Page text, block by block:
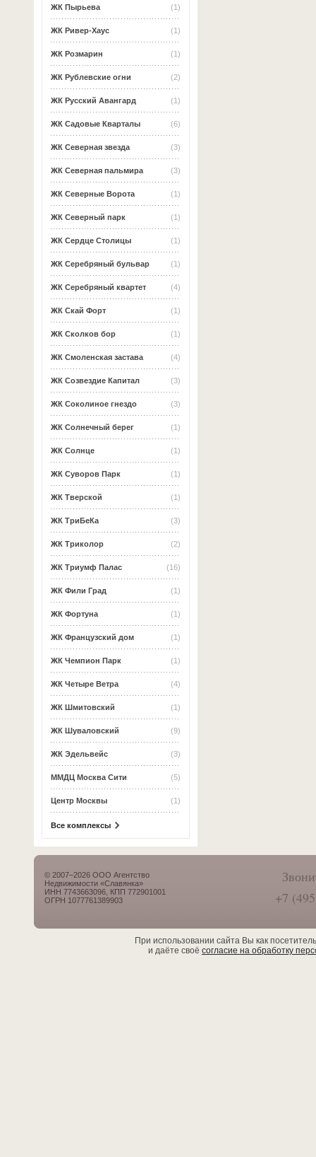
(1)
ЖК Пырьева
(1)
ЖК Ривер-Хаус
(1)
ЖК Розмарин
(2)
ЖК Рублевские огни
(1)
ЖК Русский Авангард
(6)
ЖК Садовые Кварталы
(3)
ЖК Северная звезда
(3)
ЖК Северная пальмира
(1)
ЖК Северные Ворота
(1)
ЖК Северный парк
(1)
ЖК Сердце Столицы
(1)
ЖК Серебряный бульвар
(4)
ЖК Серебряный квартет
(1)
ЖК Скай Форт
(1)
ЖК Сколков бор
(4)
ЖК Смоленская застава
(3)
ЖК Созвездие Капитал
(3)
ЖК Соколиное гнездо
(1)
ЖК Солнечный берег
(1)
ЖК Солнце
(1)
ЖК Суворов Парк
(1)
ЖК Тверской
(3)
ЖК ТриБеКа
(2)
ЖК Триколор
(16)
ЖК Триумф Палас
(1)
ЖК Фили Град
(1)
ЖК Фортуна
(1)
ЖК Французский дом
(1)
ЖК Чемпион Парк
(4)
ЖК Четыре Ветра
(1)
ЖК Шмитовский
(9)
ЖК Шуваловский
(3)
ЖК Эдельвейс
(5)
ММДЦ Москва Сити
(1)
Центр Москвы
Все комплексы
© 2007–2026 ООО Агентство
Недвижимости «Славянка»
ИНН 7743663096, КПП 772901001
ОГРН 1077761389903
+7
При использовании сайта Вы как
и даёте своё согласие на обработку